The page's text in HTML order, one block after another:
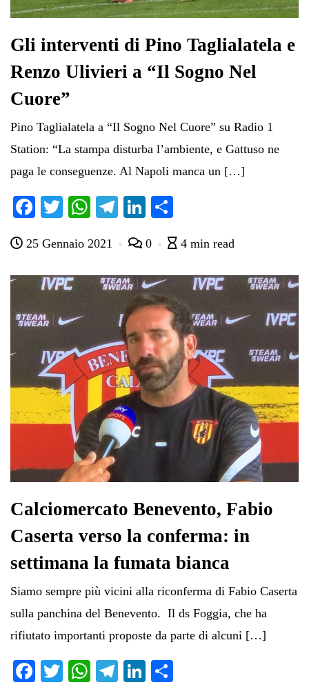
Gli interventi di Pino Taglialatela e
Renzo Ulivieri a “Il Sogno Nel
Cuore”
Pino Taglialatela a “Il Sogno Nel Cuore” su Radio 1
Station: “La stampa disturba l’ambiente, e Gattuso ne
paga le conseguenze. Al Napoli manca un […]
Fa
bo
ok
T
tte
r
W
ts
A
pp
Te
gr
a
m
Li
ed
In
di
vi
di
25 Gennaio 2021 0 4 min read
Calciomercato Benevento, Fabio
Caserta verso la conferma: in
settimana la fumata bianca
Siamo sempre più vicini alla riconferma di Fabio Caserta
sulla panchina del Benevento. Il ds Foggia, che ha
rifiutato importanti proposte da parte di alcuni […]
Fa T
W
Te
Li